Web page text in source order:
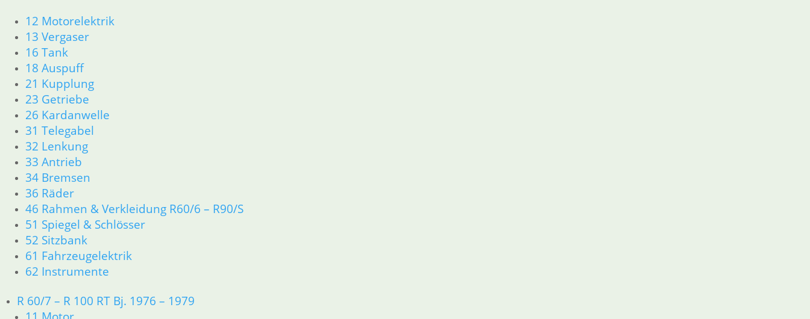
12 Motorelektrik
13 Vergaser
16 Tank
18 Auspuff
21 Kupplung
23 Getriebe
26 Kardanwelle
31 Telegabel
32 Lenkung
33 Antrieb
34 Bremsen
36 Räder
46 Rahmen & Verkleidung R60/6 – R90/S
51 Spiegel & Schlösser
52 Sitzbank
61 Fahrzeugelektrik
62 Instrumente
R 60/7 – R 100 RT Bj. 1976 – 1979
Gummiauflage Tank
Artikelnummer: 1230031
inkl. MwSt.
zzgl.
In den Warenkorb
1
Shop
Ersatzteile nach Modell
K-Modell
11 Motor
Dichtungen
33 Antrieb
34 Bremsen